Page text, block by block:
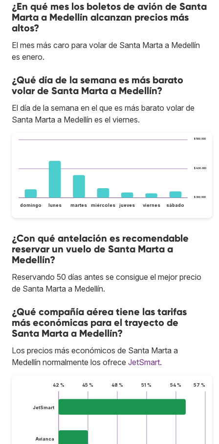
¿En qué mes los boletos de avión de Santa
Marta a Medellín alcanzan precios más
altos?
El mes más caro para volar de Santa Marta a Medellín
es enero.
¿Qué día de la semana es más barato
volar de Santa Marta a Medellín?
El día de la semana en el que es más barato volar de
Santa Marta a Medellín es el viernes.
$ 300.000
$ 400.000
$ 500.000
domingo lunes martes miércoles jueves viernes sábado
¿Con qué antelación es recomendable
reservar un vuelo de Santa Marta a
Medellín?
Reservando 50 días antes se consigue el mejor precio
de Santa Marta a Medellín.
¿Qué compañía aérea tiene las tarifas
más económicas para el trayecto de
Santa Marta a Medellín?
Los precios más económicos de Santa Marta a
Medellín normalmente los ofrece JetSmart.
42 % 45 % 48 % 51 % 54 % 57 %
JetSmart
Avianca